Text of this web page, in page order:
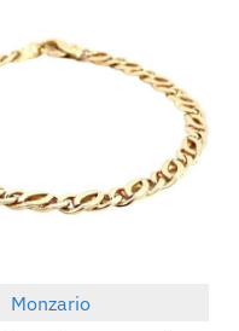
Monzario